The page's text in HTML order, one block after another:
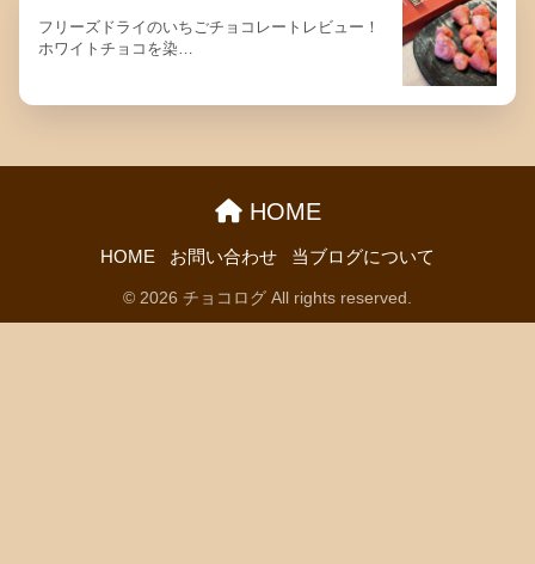
フリーズドライのいちごチョコレートレビュー！
ホワイトチョコを染…
HOME
HOME お問い合わせ 当ブログについて
© 2026 チョコログ All rights reserved.